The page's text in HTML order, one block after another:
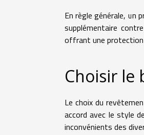
En règle générale, un
supplémentaire
offrant une protection
Choisir
Le choix du
accord avec le style
inconvénients des